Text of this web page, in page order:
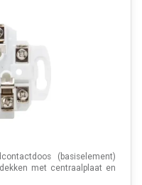
(basiselement)
met centraalplaat en